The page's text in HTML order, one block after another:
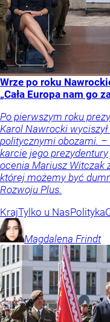
Wrze po roku
„Cała Europa nam go
Po pierwszym roku
Karol Nawrocki
politycznymi obozami. –
karcie jego
ocenia Mariusz Witczak
której możemy być
Rozwoju Plus.
KrajTylko u NasPolityka
Magdalena Frindt